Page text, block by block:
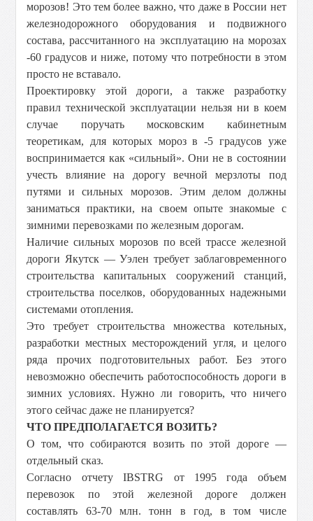
морозов! Это тем более важно, что даже в России нет
железнодорожного оборудования и подвижного
состава, рассчитанного на эксплуатацию на морозах
-60 градусов и ниже, потому что потребности в этом
просто не вставало.
Проектировку этой дороги, а также разработку
правил технической эксплуатации нельзя ни в коем
случае поручать московским кабинетным
теоретикам, для которых мороз в -5 градусов уже
воспринимается как «сильный». Они не в состоянии
учесть влияние на дорогу вечной мерзлоты под
путями и сильных морозов. Этим делом должны
заниматься практики, на своем опыте знакомые с
зимними перевозками по железным дорогам.
Наличие сильных морозов по всей трассе железной
дороги Якутск — Уэлен требует заблаговременного
строительства капитальных сооружений станций,
строительства поселков, оборудованных надежными
системами отопления.
Это требует строительства множества котельных,
разработки местных месторождений угля, и целого
ряда прочих подготовительных работ. Без этого
невозможно обеспечить работоспособность дороги в
зимних условиях. Нужно ли говорить, что ничего
этого сейчас даже не планируется?
ЧТО ПРЕДПОЛАГАЕТСЯ ВОЗИТЬ?
О том, что собираются возить по этой дороге —
отдельный сказ.
Согласно отчету IBSTRG от 1995 года объем
перевозок по этой железной дороге должен
составлять 63-70 млн. тонн в год, в том числе